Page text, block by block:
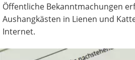
Öffentliche Bekanntmachungen
Aushangkästen in Lienen und
Internet.